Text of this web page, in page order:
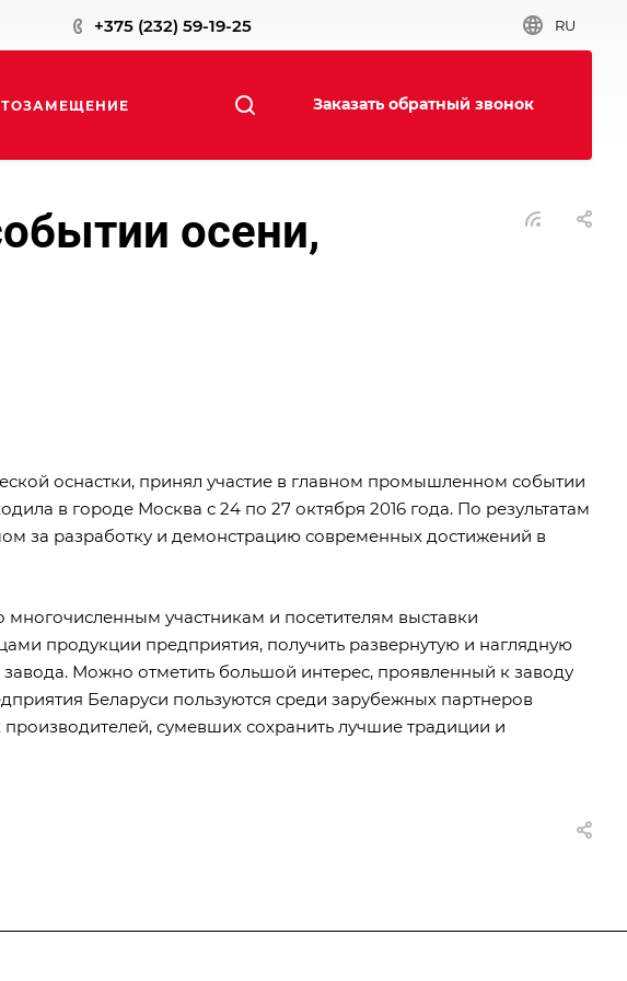
+375 (232) 59-19-25 RU
Заказать обратный звонок
осени,
оснастки, принял участие в главном промышленном событии
в городе Москва с 24 по 27 октября 2016 года. По результатам
за разработку и демонстрацию современных достижений в
многочисленным участникам и посетителям выставки
продукции предприятия, получить развернутую и наглядную
Можно отметить большой интерес, проявленный к заводу
Беларуси пользуются среди зарубежных партнеров
сумевших сохранить лучшие традиции и